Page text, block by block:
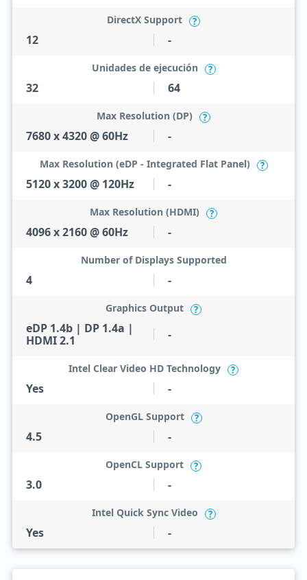
12
DirectX Support ?
-
32
Unidades de ejecución ?
64
7680 x 4320 @ 60Hz
Max Resolution (DP) ?
-
5120 x 3200 @ 120Hz
Max Resolution (eDP - Integrated Flat Panel) ?
-
4096 x 2160 @ 60Hz
Max Resolution (HDMI) ?
-
4
Number of Displays Supported
-
eDP 1.4b | DP 1.4a |
HDMI 2.1
Graphics Output ?
-
Yes
Intel Clear Video HD Technology ?
-
4.5
OpenGL Support ?
-
3.0
OpenCL Support ?
-
Yes
Intel Quick Sync Video ?
-